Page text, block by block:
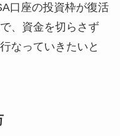
口座の投資枠が復活
、資金を切らさず
なっていきたいと